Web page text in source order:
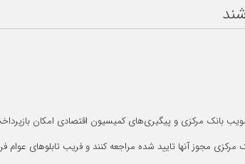
بانک مرکزی و پیگیری‌های کمیسیون اقتصادی امکان
مجوز آنها تایید شده مراجعه کنند و فریب تابلوهای عوام